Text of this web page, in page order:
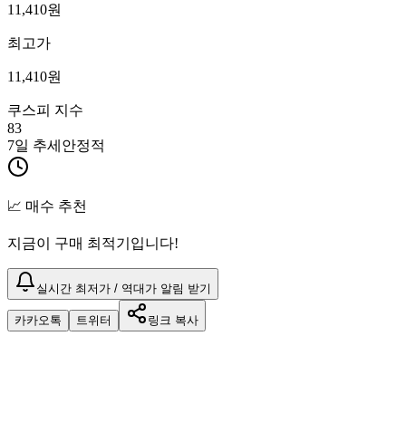
11,410원
최고가
11,410원
쿠스피 지수
83
7일 추세 안정적
📈 매수 추천
지금이 구매 최적기입니다!
실시간 최저가 / 역대가 알림 받기
카카오톡 트위터 링크 복사